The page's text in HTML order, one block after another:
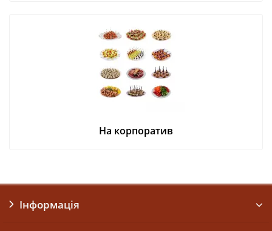
На корпоратив
Інформація